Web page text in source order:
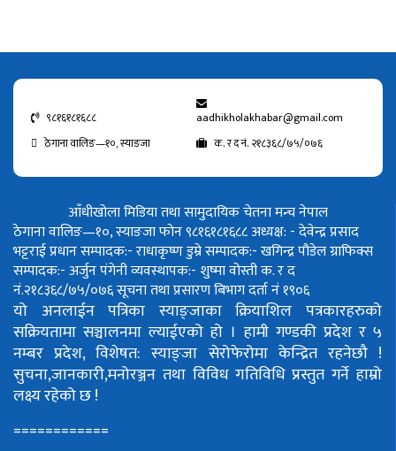
९८१६१८१६८८
aadhikholakhabar@gmail.com
ठेगाना वालिङ—१०, स्याङजा
क. र द नं. २१८३६८/७५/०७६
आँधीखोला मिडिया तथा सामुदायिक चेतना मन्च नेपाल
ठेगाना वालिङ—१०, स्याङजा फोन ९८१६१८१६८८अध्यक्ष: - देवेन्द्र प्रसाद
भट्टराईप्रधान सम्पादक:- राधाकृष्ण डुम्रेसम्पादक:- खगिन्द्र पौडेलग्राफिक्स
सम्पादक:- अर्जुन पंगेनीव्यवस्थापक:- शुष्मा वोस्तीक. र द
नं.२१८३६८/७५/०७६सूचना तथा प्रसारण बिभाग दर्ता नं १९०६
यो अनलाईन पत्रिका स्याङ्जाका क्रियाशिल पत्रकारहरुको
सक्रियतामा सञ्चालनमा ल्याईएको हो । हामी गण्डकी प्रदेश र ५
नम्बर प्रदेश, विशेषत: स्याङ्जा सेरोफेरोमा केन्द्रित रहनेछौ !
सुचना,जानकारी,मनोरञ्जन तथा विविध गतिविधि प्रस्तुत गर्ने हाम्रो
लक्ष्य रहेको छ !
============